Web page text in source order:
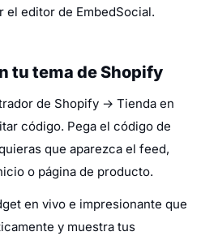
el editor de EmbedSocial.
tu tema de Shopify
de Shopify → Tienda en
código. Pega el código de
que aparezca el feed,
o página de producto.
en vivo e impresionante que
y muestra tus